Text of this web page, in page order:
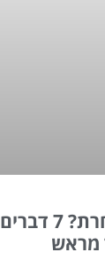
לימוזינה מאחרת? 7 דברים
מראש